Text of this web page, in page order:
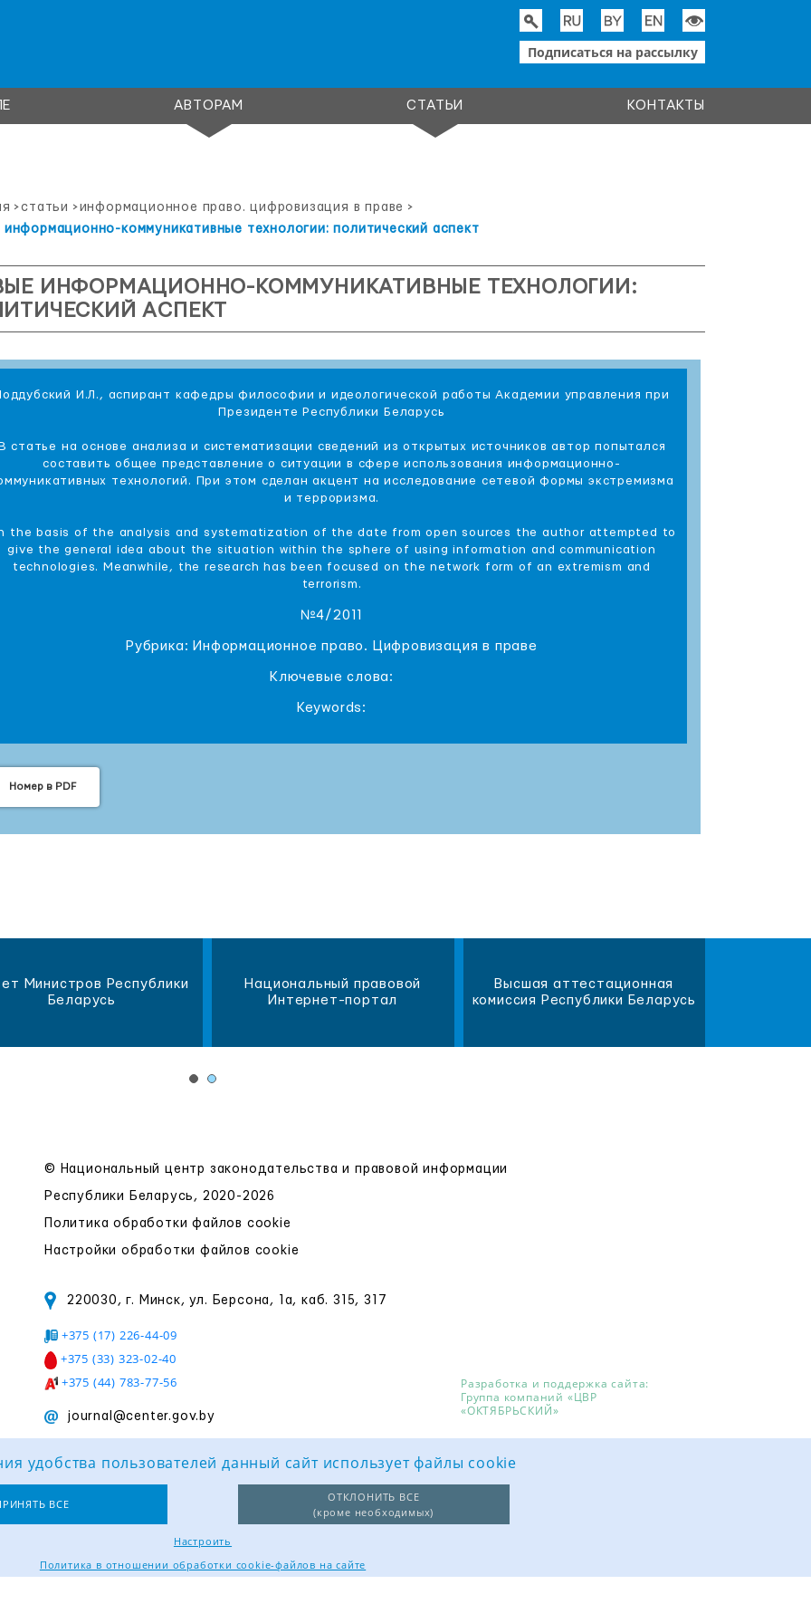
Подписаться на рассылку
АВТОРАМ СТАТЬИ КОНТАКТЫ
>статьи >информационное право. цифровизация в праве >
информационно-коммуникативные технологии: политический аспект
ИНФОРМАЦИОННО-КОММУНИКАТИВНЫЕ ТЕХНОЛОГИИ:
АСПЕКТ
И.Л., аспирант кафедры философии и идеологической работы Академии управления при
Президенте Республики Беларусь
статье на основе анализа и систематизации сведений из открытых источников автор попытался
составить общее представление о ситуации в сфере использования информационно-
технологий. При этом сделан акцент на исследование сетевой формы экстремизма
и терроризма.
the basis of the analysis and systematization of the date from open sources the author attempted to
give the general idea about the situation within the sphere of using information and communication
technologies. Meanwhile, the research has been focused on the network form of an extremism and
terrorism.
№4/2011
Рубрика: Информационное право. Цифровизация в праве
Ключевые слова:
Keywords:
Номер в PDF
Министров Республики
Беларусь
Национальный правовой
Интернет-портал
Высшая аттестационная
комиссия Республики Беларусь
© Национальный центр законодательства и правовой информации
Республики Беларусь, 2020-2026
Политика обработки файлов cookie
Настройки обработки файлов cookie
220030, г. Минск, ул. Берсона, 1а, каб. 315, 317
+375 (17) 226-44-09
+375 (33) 323-02-40
+375 (44) 783-77-56
journal@center.gov.by
Разработка и поддержка сайта:
Группа компаний «ЦВР
«ОКТЯБРЬСКИЙ»
удобства пользователей данный сайт использует файлы cookie
ВСЕ
ОТКЛОНИТЬ ВСЕ
(кроме необходимых)
Настроить
Политика в отношении обработки cookie-файлов на сайте